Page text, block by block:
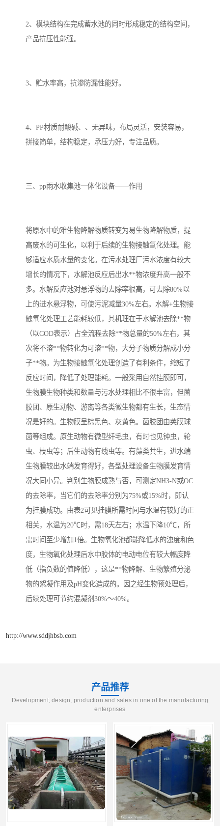
2、模块结构在完成蓄水池的同时形成稳定的结构空间，
产品抗压性能强。
3、贮水率高，抗渗防漏性能好。
4、PP材质耐酸碱、、无异味，布局灵活，安装容易，
拼接简单，结构稳定，承压力好，专注品质。
三、pp雨水收集池一体化设备——作用
将原水中的难生物降解物质转变为易生物降解物质，提
高废水的可生化，以利于后续的生物接触氧化处理。能
够适应水质水量的变化。在污水处理厂污水浓度有较大
增长的情况下，水解池反应后出水**物浓度升高一般不
多。水解反应池对悬浮物的去除率很高，可去除80%以
上的进水悬浮物，可使污泥减量30%左右。水解+生物接
触氧化处理工艺能耗较低，其机理在于水解池去除**物
（以COD表示）占全流程去除**物总量的50%左右，其
次将不溶**物转化为可溶**物，大分子物质分解成小分
子**物。为生物接触氧化处理创造了有利条件，缩短了
反应时间，降低了处理能耗。一般采用自然挂膜即可，
生物膜生物种类和数量与污水处理相比不很丰富，但菌
胶团、原生动物、游离等各类微生物都有生长，生态情
况是好的。生物膜呈棕黑色、灰黄色。菌胶团由荚膜球
菌等组成。原生动物有微型纤毛虫，有时也见钟虫，轮
虫、枝虫等；后生动物有线虫等。有藻类共生，进水端
生物膜较出水端发育得好，各型处理设备生物膜发育情
况大同小异。判别生物膜成熟与否，可测定NH3-N或OC
的去除率，当它们的去除率分别为75%或15%时，即认
为挂膜成功。由表2可见挂膜所需时间与水温有较好的正
相关，水温为20℃时，需18天左右；水温下降10℃，所
需时间至少增加1倍。生物氧化池都能降低水的浊度和色
度，生物氧化处理后水中胶体的电动电位有较大幅度降
低（指负数的值降低），这是**物降解、生物繁殖分泌
物的絮凝作用及pH变化造成的。因之经生物预处理后，
后续处理可节约混凝剂30%～40%。
http://www.sddjhbsb.com
产品推荐
Development, design, production and sales in one of the manufacturing
enterprises
淀粉污水处理设备
喷漆污水处理设备
生产厂家
洗车污水处理设备 变电站污水处理设备
备
汽车污水处理设备 你猜生活污水处理设备
疗养院污水处理设备 屠宰场污水处理
生活污水处理设备 医疗污水处理设备
风景区生活一体化设备 纺织印染废水
豆制品污水